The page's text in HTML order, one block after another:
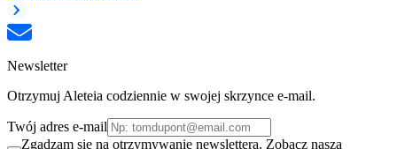
Newsletter
Otrzymuj Aleteia codziennie w swojej skrzynce e-mail.
Twój adres e-mail
Zgadzam się na otrzymywanie newslettera. Zobacz naszą